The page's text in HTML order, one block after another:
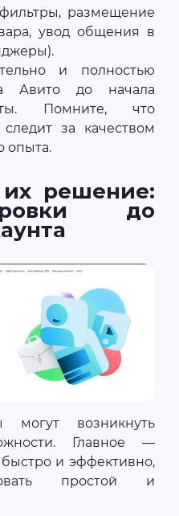
размещение
увод общения в
и полностью
Авито до начала
Помните, что
за качеством
опыта.
решение:
до
возникнуть
Главное —
быстро и эффективно,
простой и